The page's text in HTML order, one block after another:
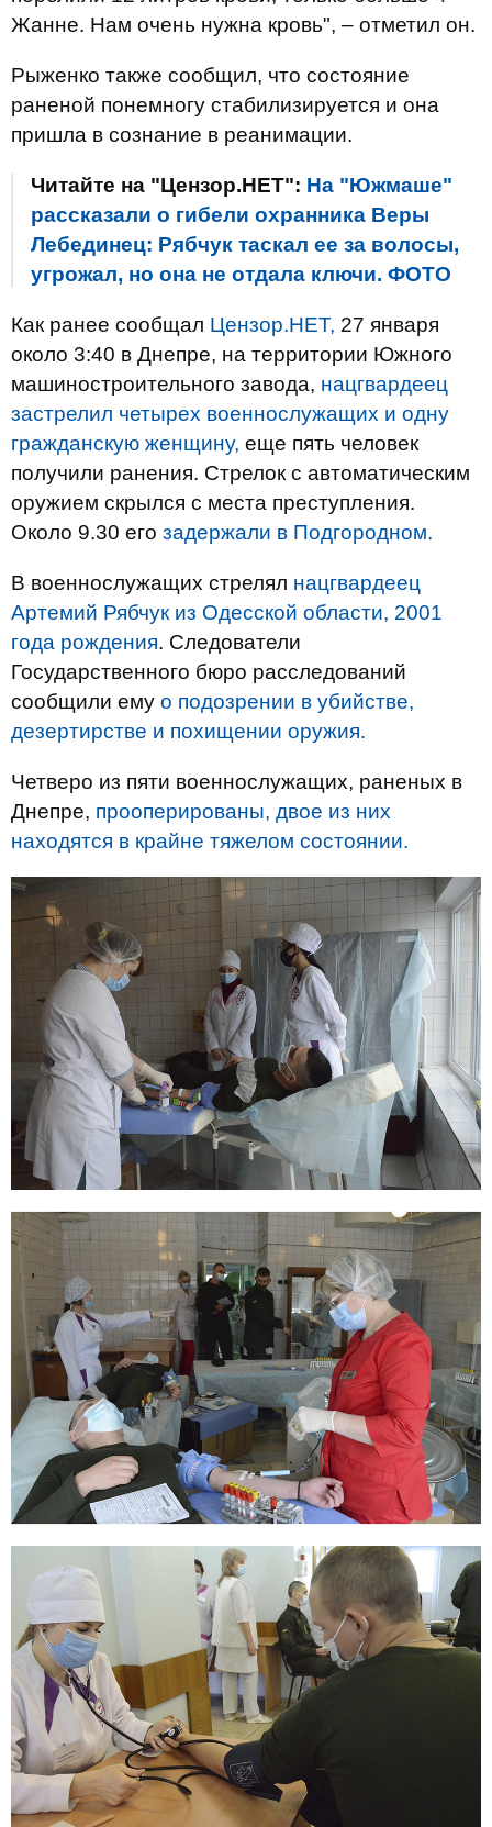
Жанне. Нам очень нужна кровь", – отметил он.
Рыженко также сообщил, что состояние
раненой понемногу стабилизируется и она
пришла в сознание в реанимации.
Читайте на "Цензор.НЕТ": На "Южмаше"
рассказали о гибели охранника Веры
Лебединец: Рябчук таскал ее за волосы,
угрожал, но она не отдала ключи. ФОТО
Как ранее сообщал Цензор.НЕТ, 27 января
около 3:40 в Днепре, на территории Южного
машиностроительного завода, нацгвардеец
застрелил четырех военнослужащих и одну
гражданскую женщину, еще пять человек
получили ранения. Стрелок с автоматическим
оружием скрылся с места преступления.
Около 9.30 его задержали в Подгородном.
В военнослужащих стрелял нацгвардеец
Артемий Рябчук из Одесской области, 2001
года рождения. Следователи
Государственного бюро расследований
сообщили ему о подозрении в убийстве,
дезертирстве и похищении оружия.
Четверо из пяти военнослужащих, раненых в
Днепре, прооперированы, двое из них
находятся в крайне тяжелом состоянии.